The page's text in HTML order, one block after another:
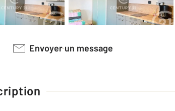
Envoyer un message